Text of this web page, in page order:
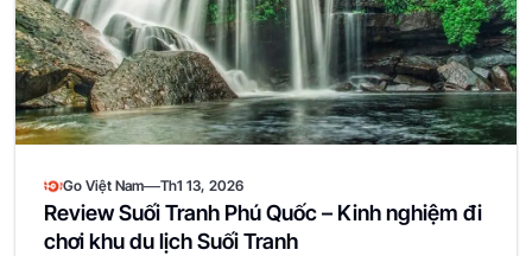
Go Việt Nam—Th1 13, 2026
Review Suối Tranh Phú Quốc – Kinh nghiệm đi
chơi khu du lịch Suối Tranh